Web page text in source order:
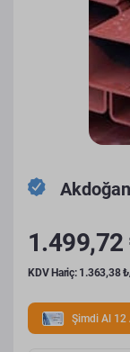
KDV Hariç: 1.363,38
Şimdi Al 12